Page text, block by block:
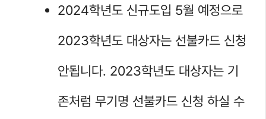
2024학년도 신규도입 5월 예정으로
2023학년도 대상자는 선불카드 신청
안됩니다. 2023학년도 대상자는 기
존처럼 무기명 선불카드 신청 하실 수